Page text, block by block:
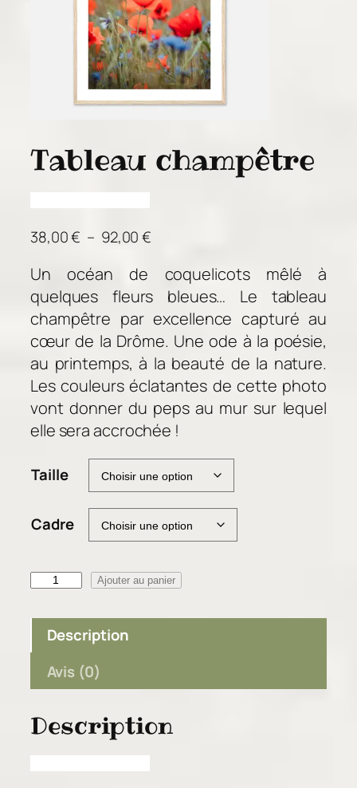
Tableau champêtre
38,00€ – 92,00€
g
e
d
e
p
r
i
x
:
3
8
,
0
€
,
0
Un océan de coquelicots mêlé à
quelques fleurs bleues… Le tableau
champêtre par excellence capturé au
cœur de la Drôme. Une ode à la poésie,
au printemps, à la beauté de la nature.
Les couleurs éclatantes de cette photo
vont donner du peps au mur sur lequel
elle sera accrochée !
Taille
Cadre
a
é
d
Ajouter au panier
Description
Avis (0)
Description